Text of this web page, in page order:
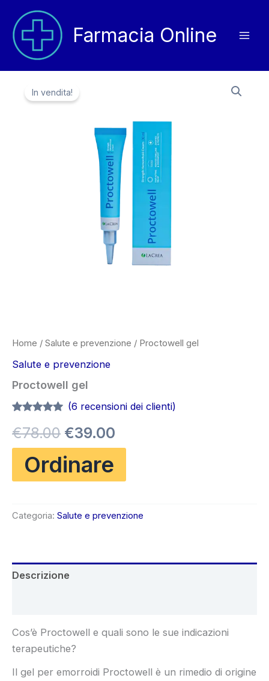
contenuto
Farmacia Online
In vendita!
Home / Salute e prevenzione / Proctowell gel
Salute e prevenzione
Proctowell gel
su 5 su
base di
recensioni
(6 recensioni dei clienti)
€78.00 Il
prezzo
originale
€39.00
attuale
Ordinare
Categoria: Salute e prevenzione
Descrizione
Cos’è Proctowell e quali sono le sue indicazioni
terapeutiche?
Il gel per emorroidi Proctowell è un rimedio di origine